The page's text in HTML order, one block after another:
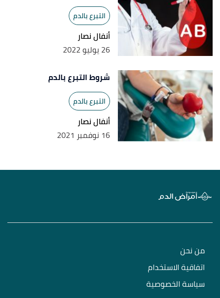
التبرع بالدم
أنفال نصار
26 يوليو 2022
شروط التبرع بالدم
التبرع بالدم
أنفال نصار
16 نوفمبر 2021
من نحن
اتفاقية الاستخدام
سياسة الخصوصية